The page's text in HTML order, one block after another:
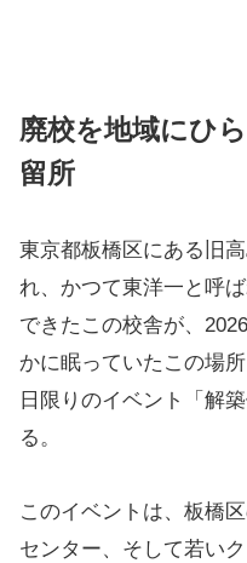
廃校を地域にひ
留所
東京都板橋区にある旧
れ、かつて東洋一と呼
できたこの校舎が、
かに眠っていたこの場
日限りのイベント「解
る。
このイベントは、板橋
センター、そして若い